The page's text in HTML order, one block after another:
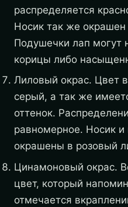
распределяется
Носик так же
Подушечки лап могут
корицы либо
Лиловый окрас. Цвет
серый, а так же
оттенок.
равномерное. Носик
окрашены в розовый
Цинамоновый окрас.
цвет, который
отмечается